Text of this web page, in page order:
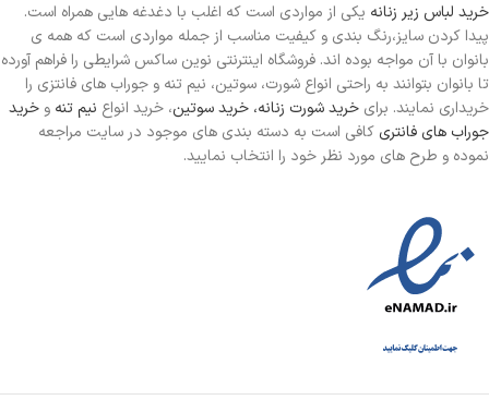
خرید لباس زیر زنانه یکی از مواردی است که اغلب با دغدغه هایی همراه است.
پیدا کردن سایز،رنگ بندی و کیفیت مناسب از جمله مواردی است که همه ی
بانوان با آن مواجه بوده اند. فروشگاه اینترنتی نوین ساکس شرایطی را فراهم آورده
تا بانوان بتوانند به راحتی انواع شورت، سوتین، نیم تنه و جوراب های فانتزی را
خریداری نمایند. برای خرید شورت زنانه، خرید سوتین، خرید انواع نیم تنه و خرید
جوراب های فانتری کافی است به دسته بندی های موجود در سایت مراجعه
نموده و طرح های مورد نظر خود را انتخاب نمایید.